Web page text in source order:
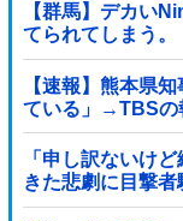
【群馬】デカい
てられてしまう。
【速報】熊本県
ている」→TBSの
「申し訳ないけ
きた悲劇に目撃
撮影していたら